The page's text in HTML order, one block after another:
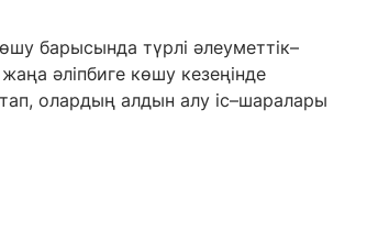
барысында түрлі әлеуметтік–
әліпбиге көшу кезеңінде
олардың алдын алу іс–шаралары